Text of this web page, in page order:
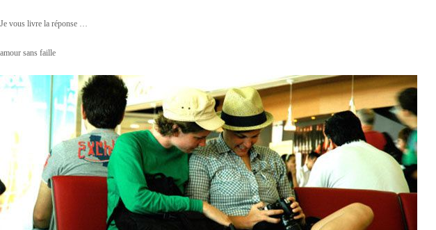
Je vous livre la réponse …
amour sans faille